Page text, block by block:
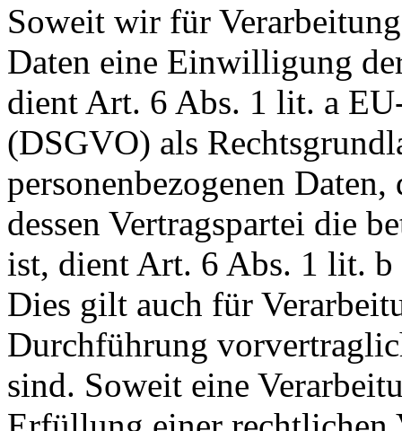
Soweit wir für
Daten eine Einwilligung
dient Art. 6 Abs. 1 lit. a
(DSGVO) als
personenbezogenen
dessen Vertragspartei die
ist, dient Art. 6 Abs. 1 lit. b
Dies gilt auch für
Durchführung
sind. Soweit eine